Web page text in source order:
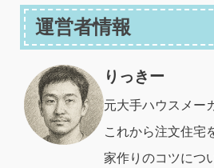
運営者情報
りっきー
元大手ハウスメー
これから注文住宅
家作りのコツにつ